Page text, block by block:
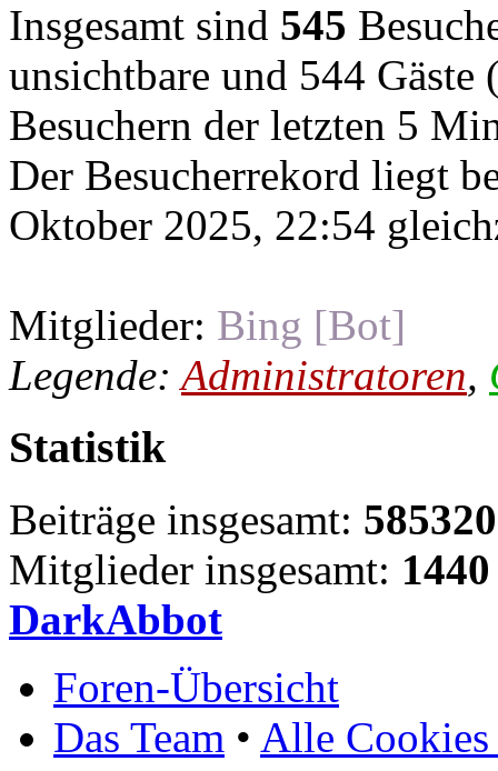
Insgesamt sind 545
unsichtbare und 544 Gäste
Besuchern der letzten 5
Der Besucherrekord liegt
Oktober 2025, 22:54
Mitglieder: Bing [Bot]
Legende:Administratoren,
Statistik
Beiträge insgesamt: 585320
Mitglieder insgesamt: 1440
DarkAbbot
Foren-Übersicht
Das Team • Alle Cookies